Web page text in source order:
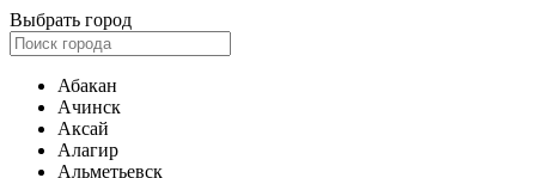
Выбрать город
Абакан
Ачинск
Аксай
Алагир
Альметьевск